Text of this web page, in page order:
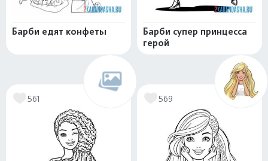
Барби едят конфеты
Барби супер принцесса
герой
561 569